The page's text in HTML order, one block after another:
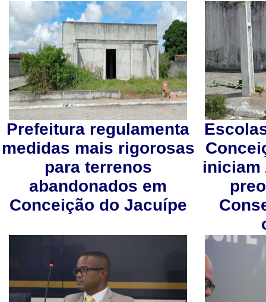
Prefeitura regulamenta
medidas mais rigorosas
para terrenos
abandonados em
Conceição do Jacuípe
iniciam